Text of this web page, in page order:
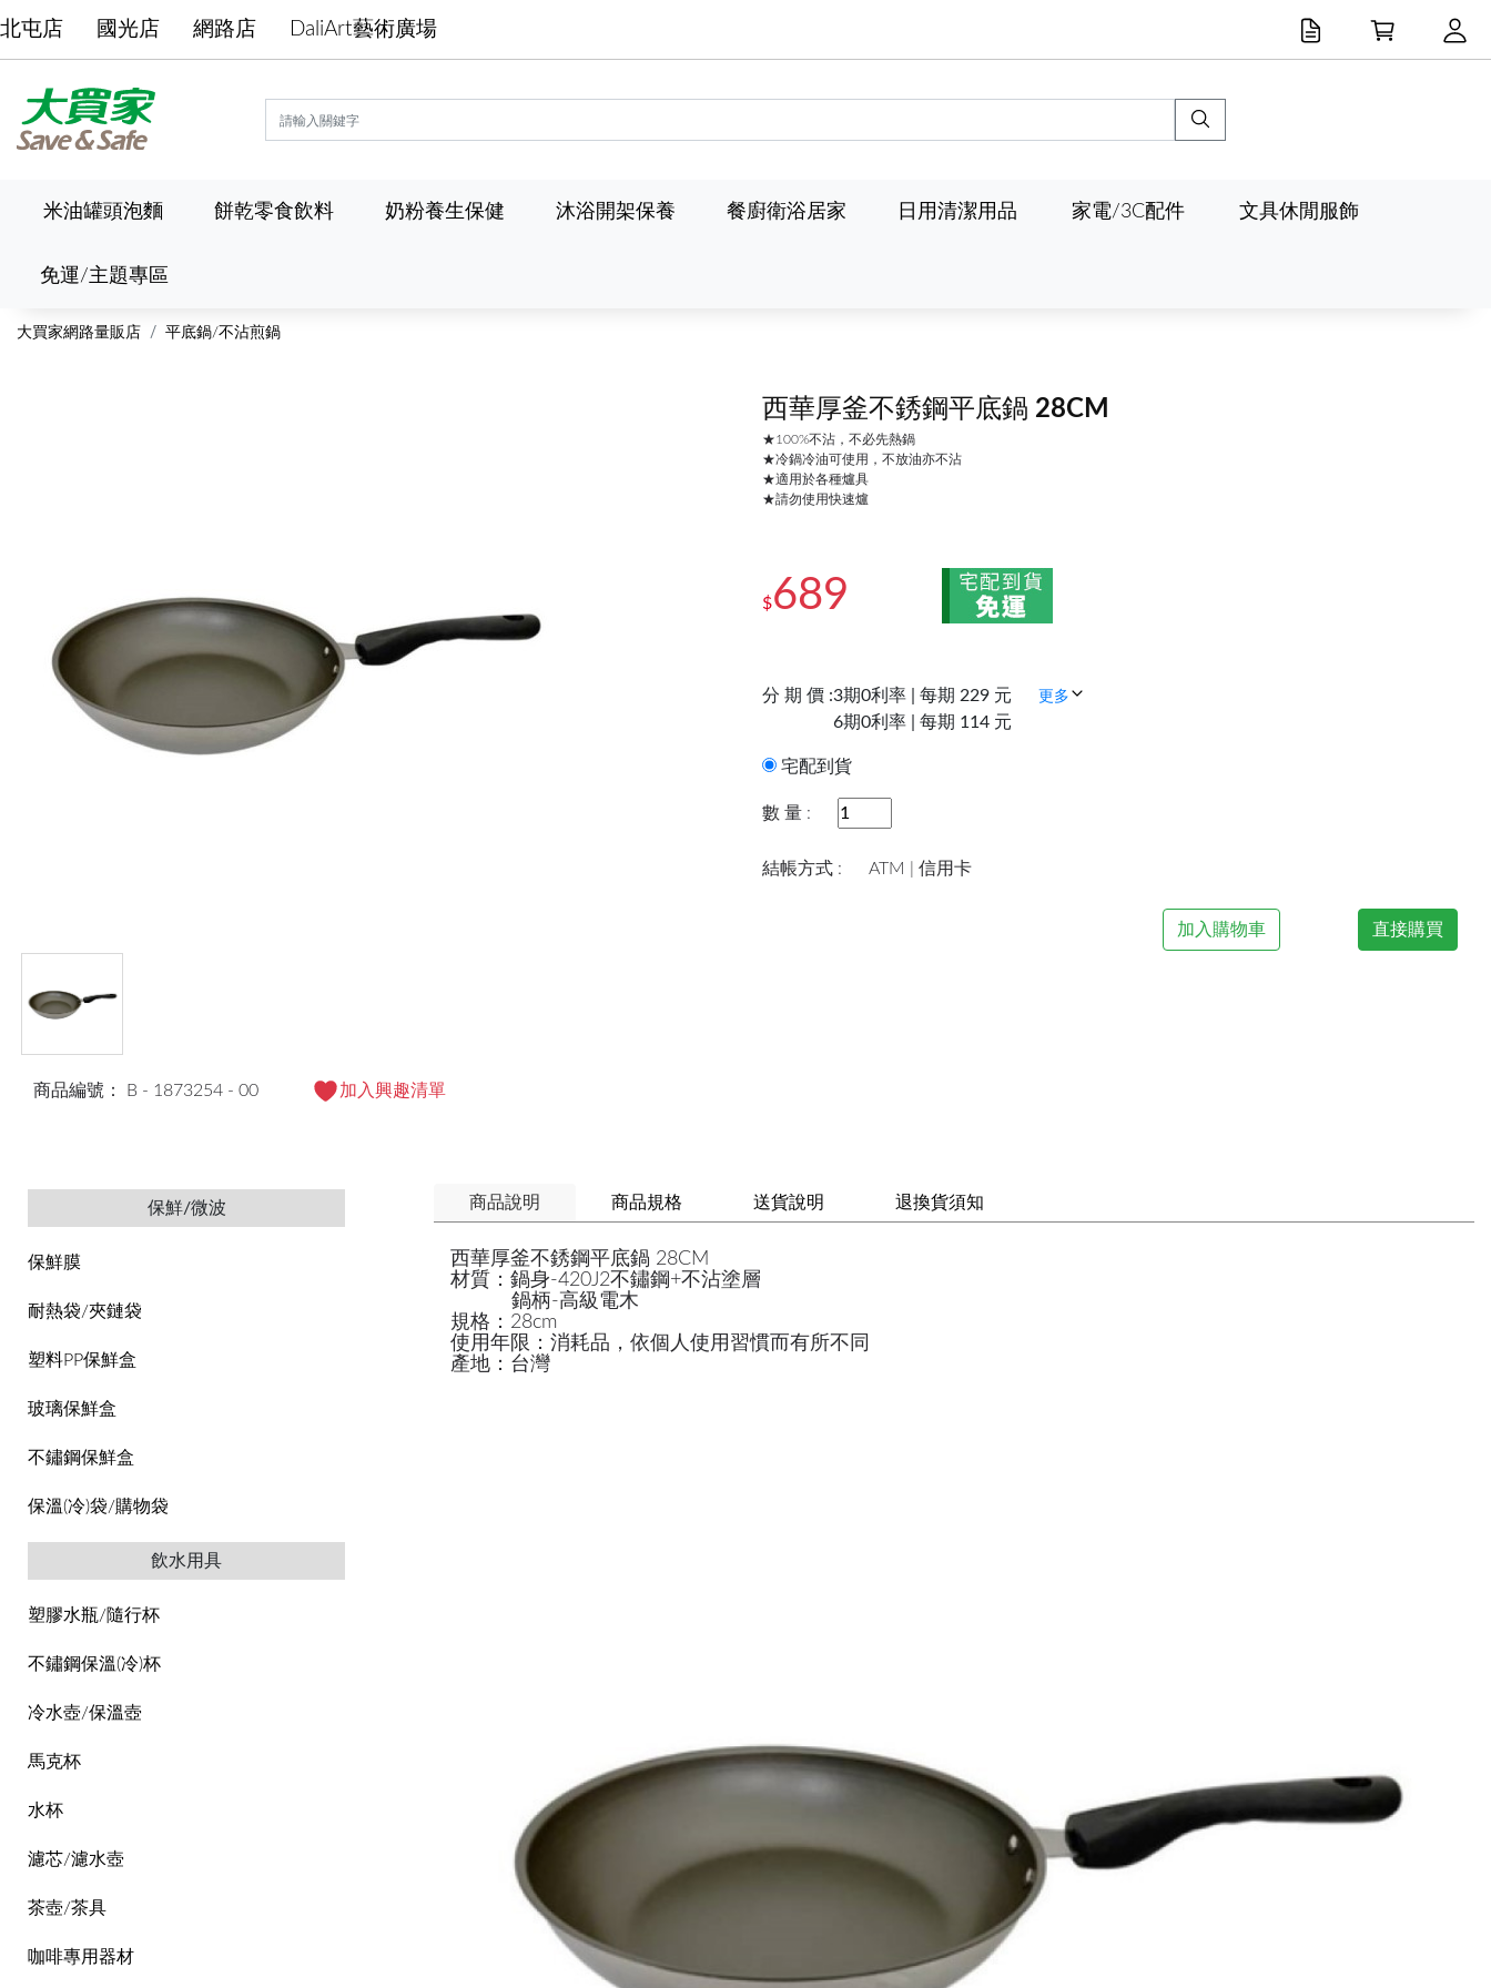
北屯店 國光店 網路店 DaliArt藝術廣場
米油罐頭泡麵 餅乾零食飲料 奶粉養生保健 沐浴開架保養 餐廚衛浴居家 日用清潔用品 家電/3C配件 文具休閒服飾
免運/主題專區
大買家網路量販店 平底鍋/不沾煎鍋
商品編號： B - 1873254 - 00 加入興趣清單
西華厚釜不銹鋼平底鍋 28CM
★100%不沾，不必先熱鍋
★冷鍋冷油可使用，不放油亦不沾
★適用於各種爐具
★請勿使用快速爐
$689
分 期 價 :3期0利率 | 每期 229 元
6期0利率 | 每期 114 元
更多
宅配到貨
數 量 :
結帳方式 : ATM | 信用卡
加入購物車 直接購買
保鮮/微波
保鮮膜
耐熱袋/夾鏈袋
塑料PP保鮮盒
玻璃保鮮盒
不鏽鋼保鮮盒
保溫(冷)袋/購物袋
飲水用具
塑膠水瓶/隨行杯
不鏽鋼保溫(冷)杯
冷水壺/保溫壺
馬克杯
水杯
濾芯/濾水壺
茶壺/茶具
咖啡專用器材
商品說明 商品規格 送貨說明 退換貨須知
西華厚釜不銹鋼平底鍋 28CM
材質：鍋身-420J2不鏽鋼+不沾塗層
鍋柄-高級電木
規格：28cm
使用年限：消耗品，依個人使用習慣而有所不同
產地：台灣